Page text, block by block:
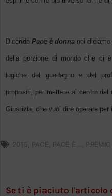
Dicendo Pace è donna noi
della porzione di mondo che ci
logiche del guadagno e del
propositi, per mettere al centro
Giustizia, che vuol dire operare
2015 PACE PACE È...
Se ti è piaciuto l'articolo